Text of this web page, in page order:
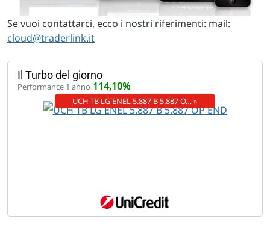
Se vuoi contattarci, ecco i nostri riferimenti: mail:
cloud@traderlink.it
Il Turbo del giorno
Performance 1 anno 114,10%
UCH TB LG ENEL 5.887 B 5.887 O… »